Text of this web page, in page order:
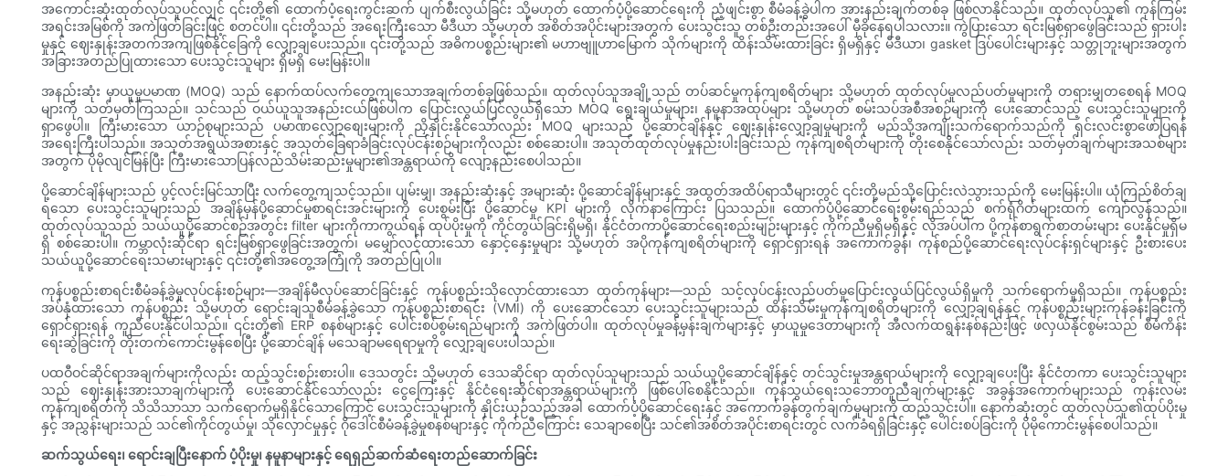
အကောင်းဆုံးထုတ်လုပ်သူပင်လျှင် ၎င်းတို့၏ ထောက်ပံ့ရေးကွင်းဆက် ပျက်စီးလွယ်ခြင်း သို့မဟုတ် ထောက်ပံ့ပို့ဆောင်ရေးကို ညံ့ဖျင်းစွာ စီမံခန့်ခွဲပါက အားနည်းချက်တစ်ခု ဖြစ်လာနိုင်သည်။ ထုတ်လုပ်သူ၏ ကုန်ကြမ်း
အရင်းအမြစ်ကို အကဲဖြတ်ခြင်းဖြင့် စတင်ပါ။ ၎င်းတို့သည် အရေးကြီးသော မီဒီယာ သို့မဟုတ် အစိတ်အပိုင်းများအတွက် ပေးသွင်းသူ တစ်ဦးတည်းအပေါ် မှီခိုနေရပါသလား။ ကွဲပြားသော ရင်းမြစ်ရှာဖွေခြင်းသည် ရှားပါး
မှုနှင့် ဈေးနှုန်းအတက်အကျဖြစ်နိုင်ခြေကို လျှော့ချပေးသည်။ ၎င်းတို့သည် အဓိကပစ္စည်းများ၏ မဟာဗျူဟာမြောက် သိုက်များကို ထိန်းသိမ်းထားခြင်း ရှိမရှိနှင့် မီဒီယာ၊ gasket ဒြပ်ပေါင်းများနှင့် သတ္တုဘူးများအတွက်
အခြားအတည်ပြုထားသော ပေးသွင်းသူများ ရှိမရှိ မေးမြန်းပါ။
အနည်းဆုံး မှာယူမှုပမာဏ (MOQ) သည် နောက်ထပ်လက်တွေ့ကျသောအချက်တစ်ခုဖြစ်သည်။ ထုတ်လုပ်သူအချို့သည် တပ်ဆင်မှုကုန်ကျစရိတ်များ သို့မဟုတ် ထုတ်လုပ်မှုလည်ပတ်မှုများကို တရားမျှတစေရန် MOQ
များကို သတ်မှတ်ကြသည်။ သင်သည် ဝယ်ယူသူအနည်းငယ်ဖြစ်ပါက ပြောင်းလွယ်ပြင်လွယ်ရှိသော MOQ ရွေးချယ်မှုများ၊ နမူနာအထုပ်များ သို့မဟုတ် စမ်းသပ်အစီအစဉ်များကို ပေးဆောင်သည့် ပေးသွင်းသူများကို
ရှာဖွေပါ။ ကြီးမားသော ယာဉ်စုများသည် ပမာဏလျှော့စျေးများကို ညှိနှိုင်းနိုင်သော်လည်း MOQ များသည် ပို့ဆောင်ချိန်နှင့် ဈေးနှုန်းလျှော့ချမှုများကို မည်သို့အကျိုးသက်ရောက်သည်ကို ရှင်းလင်းစွာဖော်ပြရန်
အရေးကြီးပါသည်။ အသုတ်အရွယ်အစားနှင့် အသုတ်ခြေရာခံခြင်းလုပ်ငန်းစဉ်များကိုလည်း စစ်ဆေးပါ။ အသုတ်ထုတ်လုပ်မှုနည်းပါးခြင်းသည် ကုန်ကျစရိတ်များကို တိုးစေနိုင်သော်လည်း သတ်မှတ်ချက်များအသစ်များ
အတွက် ပိုမိုလျင်မြန်ပြီး ကြီးမားသောပြန်လည်သိမ်းဆည်းမှုများ၏အန္တရာယ်ကို လျော့နည်းစေပါသည်။
ပို့ဆောင်ချိန်များသည် ပွင့်လင်းမြင်သာပြီး လက်တွေ့ကျသင့်သည်။ ပျမ်းမျှ၊ အနည်းဆုံးနှင့် အများဆုံး ပို့ဆောင်ချိန်များနှင့် အထွတ်အထိပ်ရာသီများတွင် ၎င်းတို့မည်သို့ပြောင်းလဲသွားသည်ကို မေးမြန်းပါ။ ယုံကြည်စိတ်ချ
ရသော ပေးသွင်းသူများသည် အချိန်မှန်ပို့ဆောင်မှုစာရင်းအင်းများကို ပေးစွမ်းပြီး ပို့ဆောင်မှု KPI များကို လိုက်နာကြောင်း ပြသသည်။ ထောက်ပံ့ပို့ဆောင်ရေးစွမ်းရည်သည် စက်ရုံဂိတ်များထက် ကျော်လွန်သည်။
ထုတ်လုပ်သူသည် သယ်ယူပို့ဆောင်စဉ်အတွင်း filter များကိုကာကွယ်ရန် ထုပ်ပိုးမှုကို ကိုင်တွယ်ခြင်းရှိမရှိ၊ နိုင်ငံတကာပို့ဆောင်ရေးစည်းမျဉ်းများနှင့် ကိုက်ညီမှုရှိမရှိနှင့် လိုအပ်ပါက ပို့ကုန်စာရွက်စာတမ်းများ ပေးနိုင်မှုရှိမ
ရှိ စစ်ဆေးပါ။ ကမ္ဘာလုံးဆိုင်ရာ ရင်းမြစ်ရှာဖွေခြင်းအတွက်၊ မမျှော်လင့်ထားသော နှောင့်နှေးမှုများ သို့မဟုတ် အပိုကုန်ကျစရိတ်များကို ရှောင်ရှားရန် အကောက်ခွန်၊ ကုန်စည်ပို့ဆောင်ရေးလုပ်ငန်းရှင်များနှင့် ဦးစားပေး
သယ်ယူပို့ဆောင်ရေးသမားများနှင့် ၎င်းတို့၏အတွေ့အကြုံကို အတည်ပြုပါ။
ကုန်ပစ္စည်းစာရင်းစီမံခန့်ခွဲမှုလုပ်ငန်းစဉ်များ—အချိန်မီလုပ်ဆောင်ခြင်းနှင့် ကုန်ပစ္စည်းသိုလှောင်ထားသော ထုတ်ကုန်များ—သည် သင့်လုပ်ငန်းလည်ပတ်မှုပြောင်းလွယ်ပြင်လွယ်ရှိမှုကို သက်ရောက်မှုရှိသည်။ ကုန်ပစ္စည်း
အပ်နှံထားသော ကုန်ပစ္စည်း သို့မဟုတ် ရောင်းချသူစီမံခန့်ခွဲသော ကုန်ပစ္စည်းစာရင်း (VMI) ကို ပေးဆောင်သော ပေးသွင်းသူများသည် ထိန်းသိမ်းမှုကုန်ကျစရိတ်များကို လျှော့ချရန်နှင့် ကုန်ပစ္စည်းများကုန်ခန်းခြင်းကို
ရှောင်ရှားရန် ကူညီပေးနိုင်ပါသည်။ ၎င်းတို့၏ ERP စနစ်များနှင့် ပေါင်းစပ်စွမ်းရည်များကို အကဲဖြတ်ပါ။ ထုတ်လုပ်မှုခန့်မှန်းချက်များနှင့် မှာယူမှုဒေတာများကို အီလက်ထရွန်းနစ်နည်းဖြင့် ဖလှယ်နိုင်စွမ်းသည် စီမံကိန်း
ရေးဆွဲခြင်းကို တိုးတက်ကောင်းမွန်စေပြီး ပို့ဆောင်ချိန် မသေချာမရေရာမှုကို လျှော့ချပေးပါသည်။
ပထဝီဝင်ဆိုင်ရာအချက်များကိုလည်း ထည့်သွင်းစဉ်းစားပါ။ ဒေသတွင်း သို့မဟုတ် ဒေသဆိုင်ရာ ထုတ်လုပ်သူများသည် သယ်ယူပို့ဆောင်ချိန်နှင့် တင်သွင်းမှုအန္တရာယ်များကို လျှော့ချပေးပြီး နိုင်ငံတကာ ပေးသွင်းသူများ
သည် ဈေးနှုန်းအားသာချက်များကို ပေးဆောင်နိုင်သော်လည်း ငွေကြေးနှင့် နိုင်ငံရေးဆိုင်ရာအန္တရာယ်များကို ဖြစ်ပေါ်စေနိုင်သည်။ ကုန်သွယ်ရေးသဘောတူညီချက်များနှင့် အခွန်အကောက်များသည် ကုန်းလမ်း
ကုန်ကျစရိတ်ကို သိသိသာသာ သက်ရောက်မှုရှိနိုင်သောကြောင့် ပေးသွင်းသူများကို နှိုင်းယှဉ်သည့်အခါ ထောက်ပံ့ပို့ဆောင်ရေးနှင့် အကောက်ခွန်တွက်ချက်မှုများကို ထည့်သွင်းပါ။ နောက်ဆုံးတွင် ထုတ်လုပ်သူ၏ထုပ်ပိုးမှု
နှင့် အညွှန်းများသည် သင်၏ကိုင်တွယ်မှု၊ သိုလှောင်မှုနှင့် ဂိုဒေါင်စီမံခန့်ခွဲမှုစနစ်များနှင့် ကိုက်ညီကြောင်း သေချာစေပြီး သင်၏အစိတ်အပိုင်းစာရင်းတွင် လက်ခံရရှိခြင်းနှင့် ပေါင်းစပ်ခြင်းကို ပိုမိုကောင်းမွန်စေပါသည်။
ဆက်သွယ်ရေး၊ ရောင်းချပြီးနောက် ပံ့ပိုးမှု၊ နမူနာများနှင့် ရေရှည်ဆက်ဆံရေးတည်ဆောက်ခြင်း